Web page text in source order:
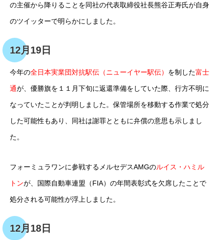
の主催から降りることを同社の代表取締役社長熊谷正寿氏が自身
のツイッターで明らかにしました。
12月19日
今年の全日本実業団対抗駅伝（ニューイヤー駅伝） を制した富士
通が、優勝旗を１１月下旬に返還準備をしていた際、行方不明に
なっていたことが判明しました。保管場所を移動する作業で処分
した可能性もあり、同社は謝罪とともに弁償の意思も示しまし
た。
フォーミュラワンに参戦するメルセデスAMGのルイス・ハミル
トンが、国際自動車連盟（FIA）の年間表彰式を欠席したことで
処分される可能性が浮上しました。
12月18日